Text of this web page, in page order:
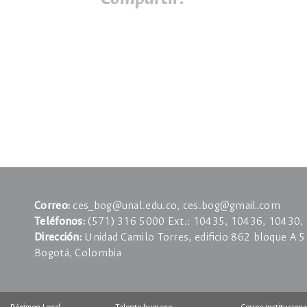
Correo: ces_bog@unal.edu.co, ces.bog@gmail.com
Teléfonos: (571) 316 5000 Ext.: 10435, 10436, 10430,
Dirección: Unidad Camilo Torres, ediﬁcio 862 bloque A 5
Bogotá, Colombia